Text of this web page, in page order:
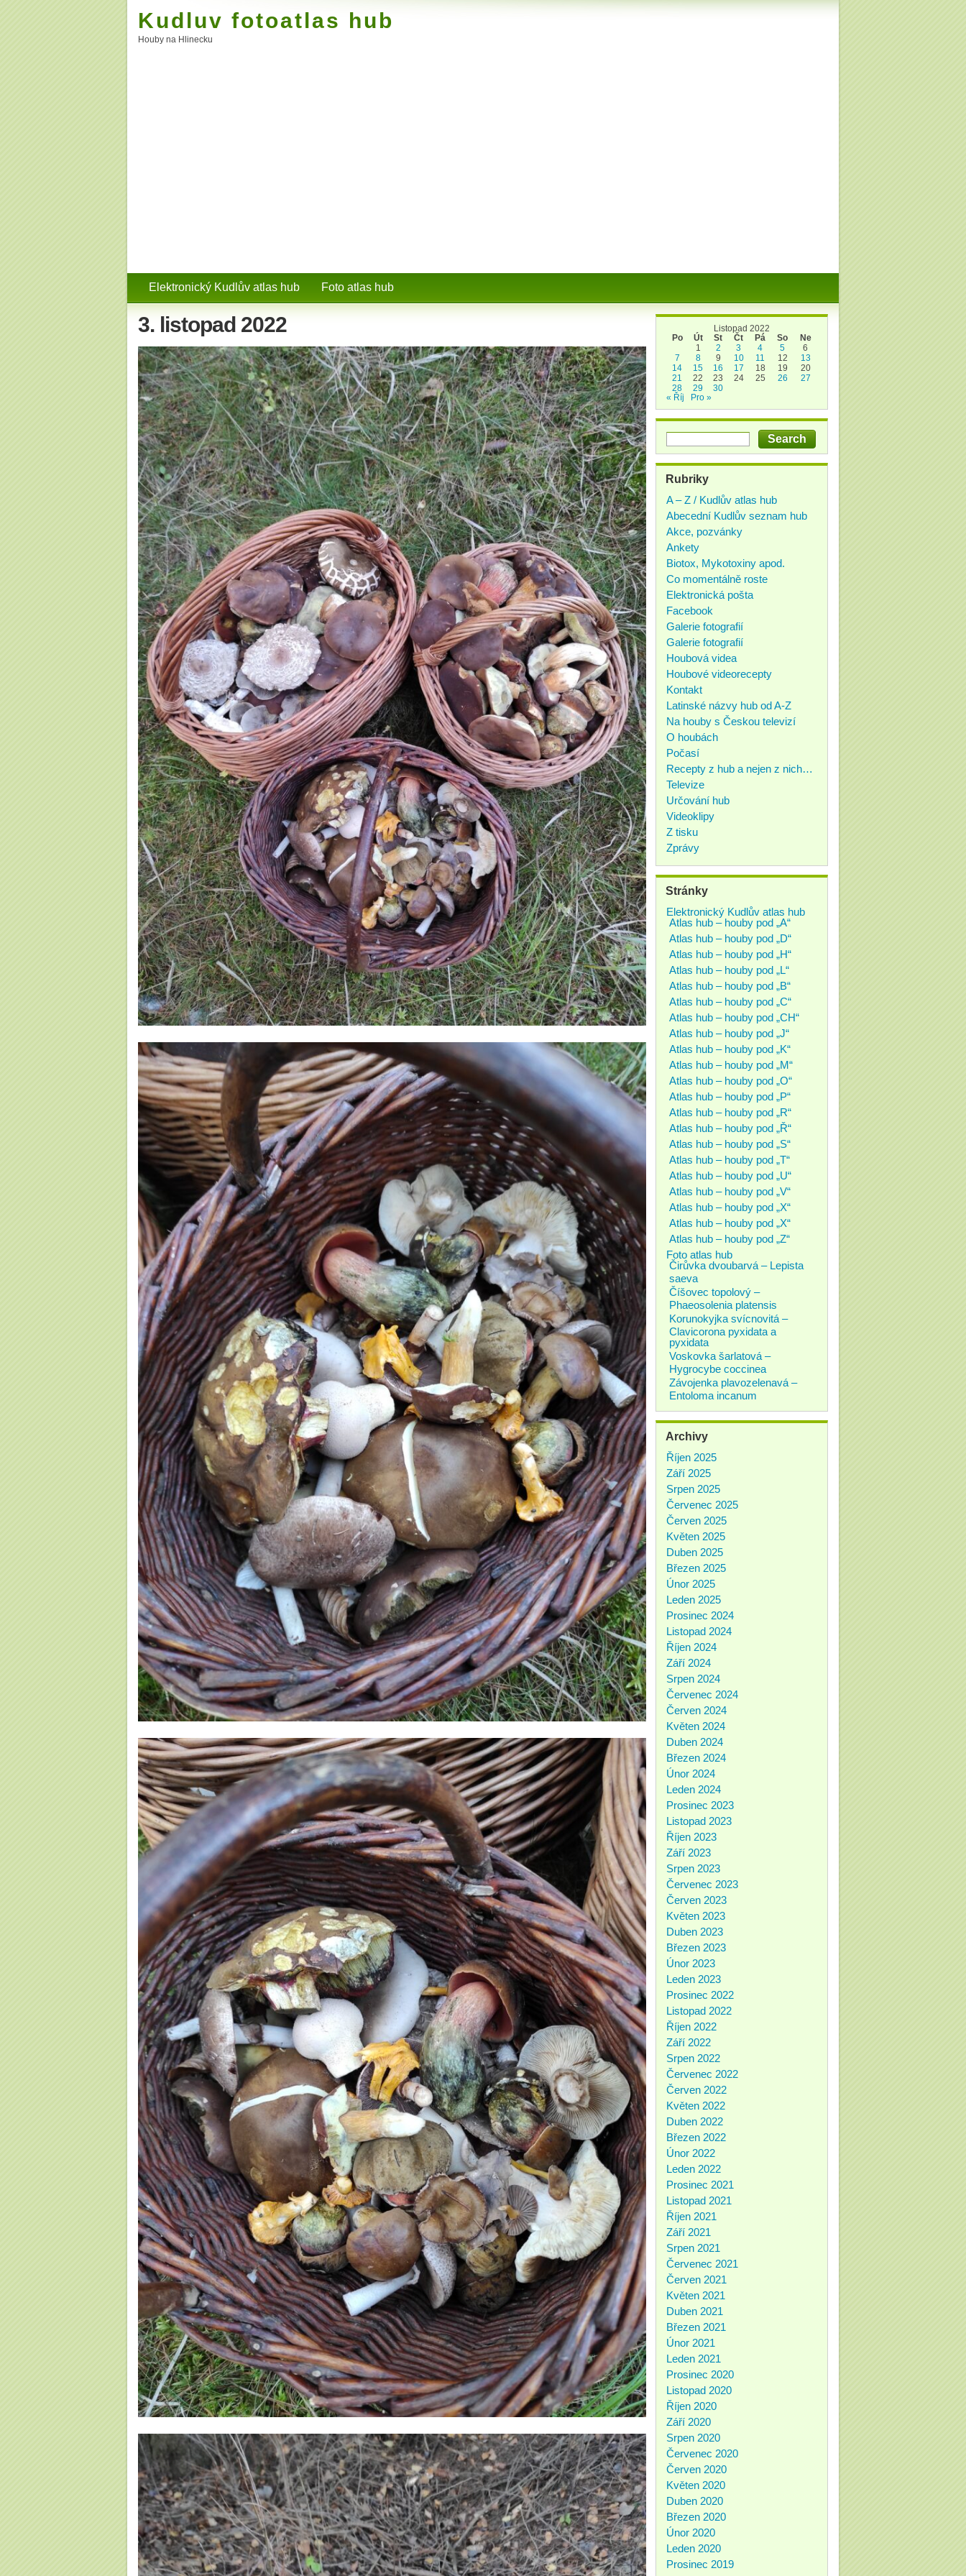
Kudluv fotoatlas hub
Houby na Hlinecku
Elektronický Kudlův atlas hub Foto atlas hub
3. listopad 2022
Listopad 2022
Po
Út St Čt Pá So
Ne
1
2 3 4 5
6
7
8 9 10 11 12
13
14
15 16 17 18 19
20
21
22 23 24 25 26
27
28
29
30
« Říj
Pro »
Rubriky
A – Z / Kudlův atlas hub
Abecední Kudlův seznam hub
Akce, pozvánky
Ankety
Biotox, Mykotoxiny apod.
Co momentálně roste
Elektronická pošta
Facebook
Galerie fotografií
Galerie fotografií
Houbová videa
Houbové videorecepty
Kontakt
Latinské názvy hub od A-Z
Na houby s Českou televizí
O houbách
Počasí
Recepty z hub a nejen z nich…
Televize
Určování hub
Videoklipy
Z tisku
Zprávy
Stránky
Elektronický Kudlův atlas hub
Atlas hub – houby pod „A“
Atlas hub – houby pod „D“
Atlas hub – houby pod „H“
Atlas hub – houby pod „L“
Atlas hub – houby pod „B“
Atlas hub – houby pod „C“
Atlas hub – houby pod „CH“
Atlas hub – houby pod „J“
Atlas hub – houby pod „K“
Atlas hub – houby pod „M“
Atlas hub – houby pod „O“
Atlas hub – houby pod „P“
Atlas hub – houby pod „R“
Atlas hub – houby pod „Ř“
Atlas hub – houby pod „S“
Atlas hub – houby pod „T“
Atlas hub – houby pod „U“
Atlas hub – houby pod „V“
Atlas hub – houby pod „X“
Atlas hub – houby pod „X“
Atlas hub – houby pod „Z“
Foto atlas hub
Čirůvka dvoubarvá – Lepista
saeva
Číšovec topolový –
Phaeosolenia platensis
Korunokyjka svícnovitá –
Clavicorona pyxidata a
pyxidata
Voskovka šarlatová –
Hygrocybe coccinea
Závojenka plavozelenavá –
Entoloma incanum
Archivy
Říjen 2025
Září 2025
Srpen 2025
Červenec 2025
Červen 2025
Květen 2025
Duben 2025
Březen 2025
Únor 2025
Leden 2025
Prosinec 2024
Listopad 2024
Říjen 2024
Září 2024
Srpen 2024
Červenec 2024
Červen 2024
Květen 2024
Duben 2024
Březen 2024
Únor 2024
Leden 2024
Prosinec 2023
Listopad 2023
Říjen 2023
Září 2023
Srpen 2023
Červenec 2023
Červen 2023
Květen 2023
Duben 2023
Březen 2023
Únor 2023
Leden 2023
Prosinec 2022
Listopad 2022
Říjen 2022
Září 2022
Srpen 2022
Červenec 2022
Červen 2022
Květen 2022
Duben 2022
Březen 2022
Únor 2022
Leden 2022
Prosinec 2021
Listopad 2021
Říjen 2021
Září 2021
Srpen 2021
Červenec 2021
Červen 2021
Květen 2021
Duben 2021
Březen 2021
Únor 2021
Leden 2021
Prosinec 2020
Listopad 2020
Říjen 2020
Září 2020
Srpen 2020
Červenec 2020
Červen 2020
Květen 2020
Duben 2020
Březen 2020
Únor 2020
Leden 2020
Prosinec 2019